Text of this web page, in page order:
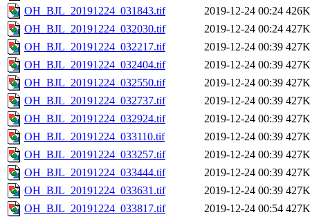
OH_BJL_20191224_031843.tif
2019-12-24 00:24 426K
OH_BJL_20191224_032030.tif
2019-12-24 00:24 427K
OH_BJL_20191224_032217.tif
2019-12-24 00:39 427K
OH_BJL_20191224_032404.tif
2019-12-24 00:39 427K
OH_BJL_20191224_032550.tif
2019-12-24 00:39 427K
OH_BJL_20191224_032737.tif
2019-12-24 00:39 427K
OH_BJL_20191224_032924.tif
2019-12-24 00:39 427K
OH_BJL_20191224_033110.tif
2019-12-24 00:39 427K
OH_BJL_20191224_033257.tif
2019-12-24 00:39 427K
OH_BJL_20191224_033444.tif
2019-12-24 00:39 427K
OH_BJL_20191224_033631.tif
2019-12-24 00:39 427K
OH_BJL_20191224_033817.tif
2019-12-24 00:54 427K